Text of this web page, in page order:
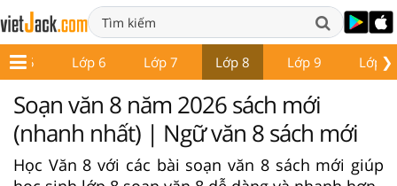
❯
Lớp 5 Lớp 6 Lớp 7 Lớp 8 Lớp 9 Lớp
Soạn văn 8 năm 2026 sách mới
(nhanh nhất) | Ngữ văn 8 sách mới
Học Văn 8 với các bài soạn văn 8 sách mới giúp